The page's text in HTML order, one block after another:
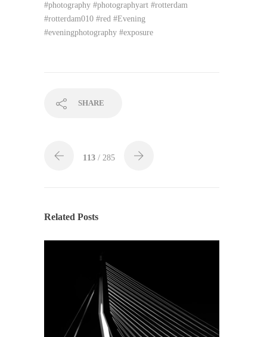
#photography #photographyart #rotterdam
#rotterdam010 #red #Evening
#eveningphotography #exposure
SHARE
113 / 285
Related Posts